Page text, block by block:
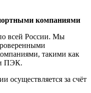
компаниями
всей России. Мы
такими как
ПЭК.
осуществляется за счёт